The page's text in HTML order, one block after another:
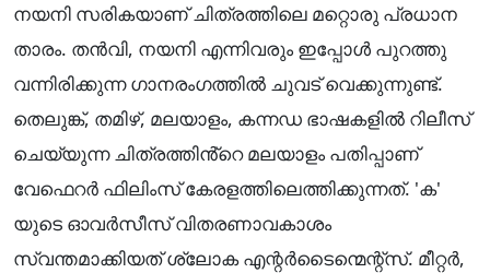
നയനി സരികയാണ് ചിത്രത്തിലെ മറ്റൊരു പ്രധാന
താരം. തൻവി, നയനി എന്നിവരും ഇപ്പോൾ പുറത്തു
വന്നിരിക്കുന്ന ഗാനരംഗത്തിൽ ചുവട് വെക്കുന്നുണ്ട്.
തെലുങ്ക്, തമിഴ്, മലയാളം, കന്നഡ ഭാഷകളിൽ റിലീസ്
ചെയ്യുന്ന ചിത്രത്തിൻ്റെ മലയാളം പതിപ്പാണ്
വേഫെറർ ഫിലിംസ് കേരളത്തിലെത്തിക്കുന്നത്. 'ക'
യുടെ ഓവർസീസ് വിതരണാവകാശം
സ്വന്തമാക്കിയത് ശ്ലോക എന്റർടൈന്മെന്റ്സ്. മീറ്റർ,